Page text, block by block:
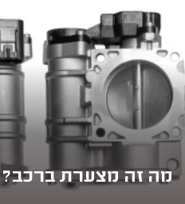
מה זה מצערת ברכב?